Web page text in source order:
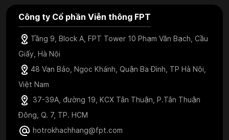
Công ty Cổ phần Viễn thông FPT
Tầng 9, Block A, FPT Tower 10 Phạm Văn Bạch, Cầu
Giấy, Hà Nội
48 Vạn Bảo, Ngọc Khánh, Quận Ba Đình, TP Hà Nội,
Việt Nam
37-39A, đường 19, KCX Tân Thuận, P.Tân Thuận
Đông, Q. 7, TP. HCM
hotrokhachhang@fpt.com